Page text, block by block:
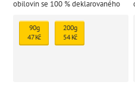
obilovin se 100 % deklarovaného
přídavkem oleje z ostropestřce
mariánského
90g
47 Kč
200g
54 Kč